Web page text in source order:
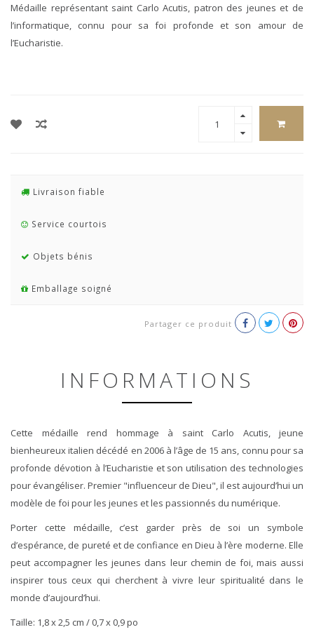
Médaille représentant saint Carlo Acutis, patron des jeunes et de
l’informatique, connu pour sa foi profonde et son amour de
l’Eucharistie.
Livraison fiable
Service courtois
Objets bénis
Emballage soigné
Partager ce produit
INFORMATIONS
Cette médaille rend hommage à saint Carlo Acutis, jeune
bienheureux italien décédé en 2006 à l’âge de 15 ans, connu pour sa
profonde dévotion à l’Eucharistie et son utilisation des technologies
pour évangéliser. Premier "influenceur de Dieu", il est aujourd’hui un
modèle de foi pour les jeunes et les passionnés du numérique.
Porter cette médaille, c’est garder près de soi un symbole
d’espérance, de pureté et de confiance en Dieu à l’ère moderne. Elle
peut accompagner les jeunes dans leur chemin de foi, mais aussi
inspirer tous ceux qui cherchent à vivre leur spiritualité dans le
monde d’aujourd’hui.
Taille: 1,8 x 2,5 cm / 0,7 x 0,9 po